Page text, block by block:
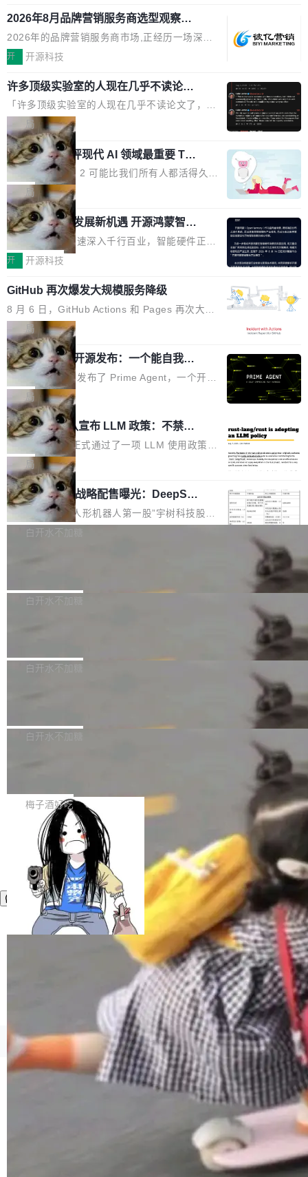
想快速了解背景 解释 让 AI 解释选中文本 读到
费解...
要。但用久了你会发现，它们本质上都是同一类
东西：一个带网页上下文的聊天框。 它们能读取
页面的文本，然后把文本丢给大模型，再返回一
段回答。仅此而已。 这当然有用，但总觉得差点
意思。比如我在一个后台管理系统里，需要填50
个表单字段，每个字段还有联动逻辑；比如我
想...
电源专为发烧级DIY主机与本地AI算力平台打
造，整机长度仅16厘米，提供1600W额定功率
与80PLUS钛金能效；支持ATX 3.1与PCIe 5.1
规范，结合服务器级元件、完善供电线材与内置
实时LCD监控屏，可充分满足当下高阶PC主机
的严苛使用需求。 澎湃功率，紧凑机身 钛金雕1
600PG5 AI TOP具备强悍输出功率，同时实现
机身尺寸大幅精简。整机长度仅16厘米，属于同
功率段机身尺寸十分紧凑的1600W电源产品。小
巧机身有效提升市面主流标准A...
2026年8月品牌营销服务商选型观察：
从流量思维到品牌资产思维的范式转移
2026年的品牌营销服务商市场,正经历一场深刻
的价值重构。全球全案品牌代理机构市场从2025
复合增长率达5.44%,预计2032年将突破120亿美
元。数字广告与公共关系相关服务市场更是从20
25年的8463亿美元扩张至2026年的8763亿美
元。数字的背后是一个清晰的事实——品牌对专
业化营销服务的需求从未如此迫切。 但市场扩容
的同时,服务商的竞争逻辑正在改变。2026年Top
Agency年度合辑的观察指出,“产品”这个离消费
者最近的载体,在整个品牌营销层面的权重显著变
高了。全域营销服务商的竞争正在从规模转向深
度,案例厚度、全域覆盖、多线协同...
开 开源科技
许多顶级实验室的人现在几乎不读论文
了
「许多顶级实验室的人现在几乎不读论文了，而
且他们认为 ICLR/ICML/NeurIPS 充斥着大量过
度宣传和欺诈。」 OpenAI 研究员 Keller Jorda
n 这条推文引发了广泛讨论。他不是在说风凉
话，他是说出了一个圈内人尽皆知但很少公开捅
破的事实。 Jordan 随后补充了一句软化声明：
「我不认为这些会议上大部分论文都在过度宣传
或造假。问题是，作为读者，如果你筛选出那些
看起来最令人兴奋的论文，那它们大部分都是过
度宣传的。」 这才是真正的痛点。不是所有论文
都有问题，是最吸引眼球的那批论文最有问题。
他引用的帖子来自 Mathew Shen，一位 ICLR 2
026 的读者：「看了篇 ...
局
xAI 前工程师评现代 AI 领域最重要 Top
3 开源项目
Flash Attention 2 可能比我们所有人都活得久。
这句话不是来自某个技术博客，而是出自 Hieu
Pham 的一条推文。Hieu Pham 是谁？他是 xAI
的早期工程师之一，在 Grok 训练基础设施团队
工作过。近日他在 X 上发了一条帖子，列出了他
认为现代 AI 领域最重要的三个开源项目。 第一
理由很具体。FA 系列不需要解释，但 FA2 是他
认为最重要的一个——复杂度恰到好处，刚好能
驱动你去学 CuTe，但还没被那些"邪恶的" Hopp
er++ 优化所淹没，足够容易修改和适配。 更关
键的是 FA2 的持久性...
局
共商智能硬件发展新机遇 开源鸿蒙智能
硬件开发者日杭州站即将举行
随着万物智联加速深入千行百业，智能硬件正从
单点设备迈向智能化、网联化、协同化发展。作
鸿蒙通过统一技术底座和分布式能力，为不同类
型智能设备的开发、连接与互联提供关键支撑，
也为产业链企业探索产品创新与商业增长打开新
的空间。 8月14日，开源鸿蒙智能硬件开发者日
（OHDD：OpenHarmony Hardware Develope
r Day）将在杭州启航。活动面向智能硬件产业
链企业和开发者，邀请行业专家与资深技术顾
问，围绕开源鸿蒙技术能力、设备适配、芯片适
配、功耗与稳定性调优、兼容性测评及统一互联
等内容展开系统讲解和实战交流，帮助企业进一
步了解开源鸿蒙在智能...
开 开源科技
GitHub 再次爆发大规模服务降级
8 月 6 日，GitHub Actions 和 Pages 再次大规
模服务降级，Actions 完全不可用超过 5 小时，
webhook 停发，连自托管 runner 也因调度层故
障无法工作。Pages、Copilot code review、C
opilot coding agent 全部受影响。从检测到完全
恢复，大约 12 小时。 这是 2026 年 8 月的第六
起事故，其中四起与 AI/Copilot 服务相关。 Git
Hub 员工 kdaigle 在 HN 讨论中贴出了一组数
据：2025 年全年 10 亿次 commit。现在，每周
2.75 亿次，全年预计 140 亿次。GitHub...
局
Prime Agent 开源发布：一个能自我改
进的编程 Agent，ARC-AGI 3 超越人类
专家基线
Prime Intellect 发布了 Prime Agent，一个开源
的编程 Agent Harness，核心设计围绕两个抽
象：Recursive Language Model（RLM）和 C
ontinual Harness。在 ARC-AGI 3 基准测试
上，Prime Agent + Opus 5 的组合达到了 95.
5% RHAE Best@1，超过了 ARC 报告的人类专
家基线 95.4%。 不是又一个 coding agent 包装
器 Prime Agent 的架构和市面上大多数 coding
agent 有本质区别。大多数 agent harness 的设
计是基于早期模型的能力—...
局
Rust 项目团队宣布 LLM 政策：不禁
止，但你要承认哪些代码不是你写的
Rust 语言项目正式通过了一项 LLM 使用政策，
覆盖 rust-lang/rust 单一仓库的代码贡献。这不
是项目级别的官方立场，目前由五个团队采纳，
但它可能是主流开源项目中关于 AI 辅助贡献最
细致的一份规则。 政策的核心只有一句话：LLM
可以用来分析、提炼、审阅、建议，但不能用来
不得生成涉及安全性的关键变更，除非作者本身
局
宇树科技 IPO 战略配售曝光：DeepSe
ek 获配 93.3 万股，锁定 36 个月
8月6日晚间，“人形机器人第一股”宇树科技股份
有限公司披露IPO发行价格及战略配售结果，杭
36个月。 公告显示，本次宇树科技战略配售对
员工参与设立的专项资产管理计划。其中，Dee
获配9...
白开水不加糖
Bug fixes and enhancements 修复多次传递同
一个回归问题，该问题导致拉取镜像时会拒绝包
题，该问题可能导致在旧版 Linux 内核...
白开水不加糖
e 孵化器项目管理委员会（IPMC）投票中获得
P）！这一里程碑不仅标志着 Fluss 迈入新的发
白开水不加糖
长期停止内容更新，未能实现其作为“AI版维基百
提交的编辑请求也长期处于待处理状态。 Groki
pedia 于去年底上线，定位为由人工智能生成内
容的百科平台，被马斯克视为传统众包百科网站
维基百科的替代方案。Lawfare 调查发现，无论
热门页面还是低关注度页面，均未出现近期更
新，相关问题并非局限于特定领域，而是在不同
主题和访问量页面中普遍存在。 调查人员最初认
为，Grokipedia可能只是限...
白开水不加糖
是这样的：配 MessageSource 的 Bean、写 R
eloadableResourceBundleMessageSource、
声明 LocaleResolver、注册 LocaleChangeInt
erceptor…五六步之后才能看到第一行翻译文
本。 Solon 换了个方式。整个 i18n 模块围绕三
个解析器、一个注解、一个工具类展开——没有
XML、没有拦截器注册、没有样板配置。 资源
文件的约定 把文件放到 resources/i18n/ 下： r
esources/i18n/messages.properties ...
梅子酒好吃
©OSCHINA(OSChina.NET) 京ICP备2025119063号